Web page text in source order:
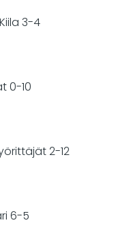
3-4
0-10
2-12
6-5